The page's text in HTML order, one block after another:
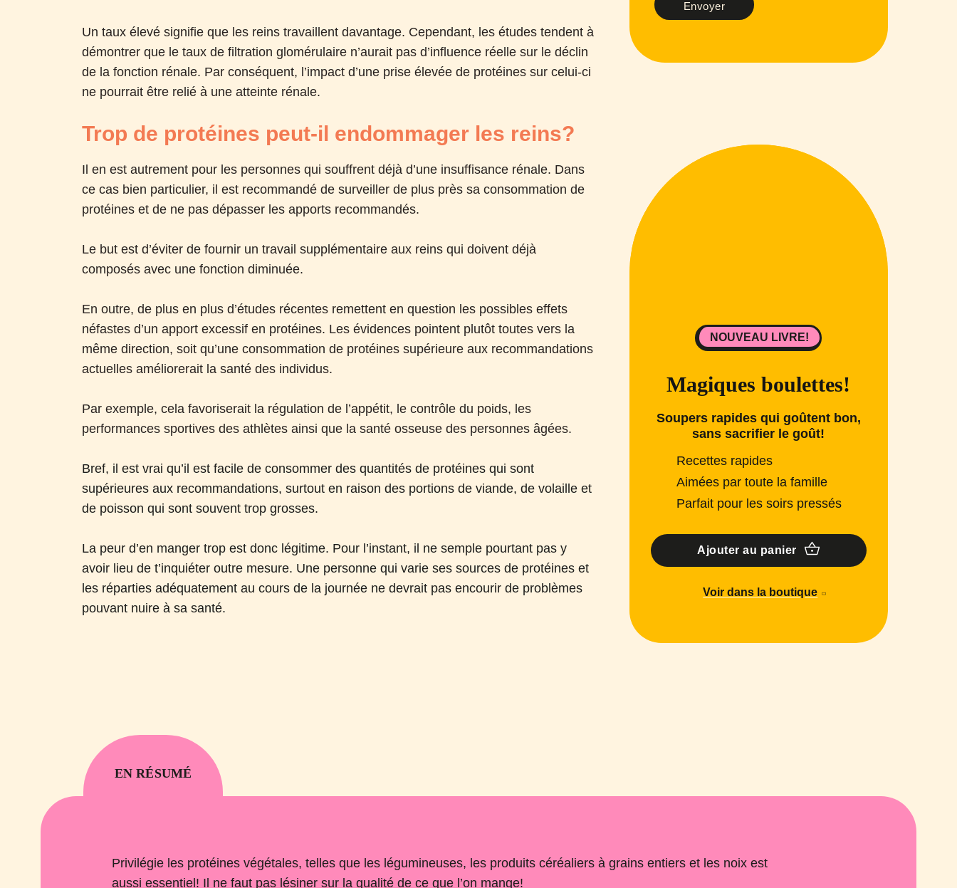
Un taux élevé signifie que les reins travaillent davantage. Cependant, les études tendent à
démontrer que le taux de filtration glomérulaire n’aurait pas d’influence réelle sur le déclin
de la fonction rénale. Par conséquent, l’impact d’une prise élevée de protéines sur celui-ci
ne pourrait être relié à une atteinte rénale.
Trop de protéines peut-il endommager les reins?
Il en est autrement pour les personnes qui souffrent déjà d’une insuffisance rénale. Dans
ce cas bien particulier, il est recommandé de surveiller de plus près sa consommation de
protéines et de ne pas dépasser les apports recommandés.
Le but est d’éviter de fournir un travail supplémentaire aux reins qui doivent déjà
composés avec une fonction diminuée.
En outre, de plus en plus d’études récentes remettent en question les possibles effets
néfastes d’un apport excessif en protéines. Les évidences pointent plutôt toutes vers la
même direction, soit qu’une consommation de protéines supérieure aux recommandations
actuelles améliorerait la santé des individus.
Par exemple, cela favoriserait la régulation de l’appétit, le contrôle du poids, les
performances sportives des athlètes ainsi que la santé osseuse des personnes âgées.
Bref, il est vrai qu’il est facile de consommer des quantités de protéines qui sont
supérieures aux recommandations, surtout en raison des portions de viande, de volaille et
de poisson qui sont souvent trop grosses.
La peur d’en manger trop est donc légitime. Pour l’instant, il ne semple pourtant pas y
avoir lieu de t’inquiéter outre mesure. Une personne qui varie ses sources de protéines et
les réparties adéquatement au cours de la journée ne devrait pas encourir de problèmes
pouvant nuire à sa santé.
Magiques boulettes!
Soupers rapides qui goûtent bon,
sans sacrifier le goût!
Recettes rapides
Aimées par toute la famille
Parfait pour les soirs pressés
Ajouter au panier
Voir dans la boutique
NOUVEAU LIVRE!
EN RÉSUMÉ
Privilégie les protéines végétales, telles que les légumineuses, les produits céréaliers à grains entiers et les noix est
aussi essentiel! Il ne faut pas lésiner sur la qualité de ce que l’on mange!